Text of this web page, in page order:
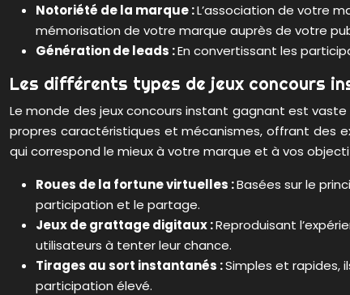
Notoriété de la marque :L’association de votre
mémorisation de votre marque auprès de votre
Génération de leads :En convertissant les
Les différents types de jeux concours
Le monde des jeux concours instant gagnant est
propres caractéristiques et mécanismes, offrant des
qui correspond le mieux à votre marque et à vos
Roues de la fortune virtuelles :Basées sur le
participation et le partage.
Jeux de grattage digitaux :Reproduisant
utilisateurs à tenter leur chance.
Tirages au sort instantanés :Simples et rapides,
participation élevé.